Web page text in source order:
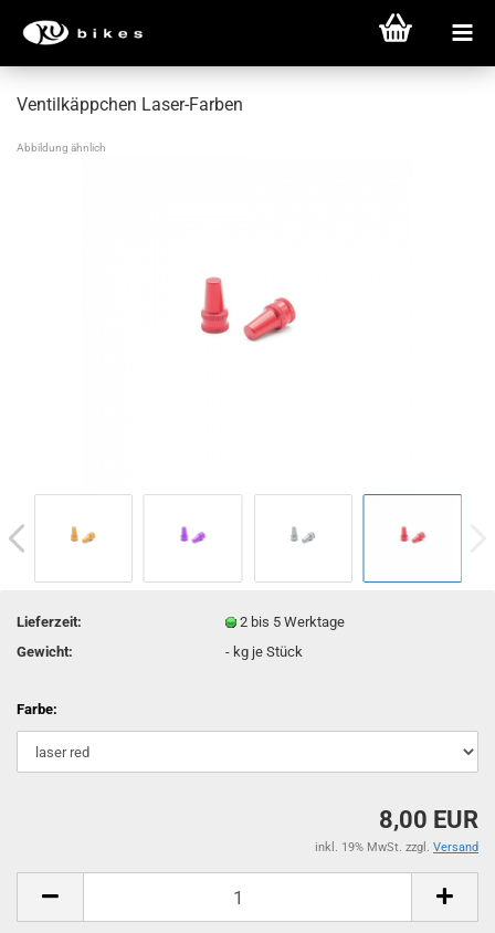
Ventilkäppchen Laser-Farben
Abbildung ähnlich
Lieferzeit:
2 bis 5 Werktage
Gewicht:
- kg je Stück
Farbe:
8,00 EUR
inkl. 19% MwSt. zzgl. Versand